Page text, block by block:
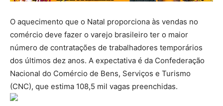
O aquecimento que o Natal proporciona às vendas no
comércio deve fazer o varejo brasileiro ter o maior
número de contratações de trabalhadores temporários
dos últimos dez anos. A expectativa é da Confederação
Nacional do Comércio de Bens, Serviços e Turismo
(CNC), que estima 108,5 mil vagas preenchidas.